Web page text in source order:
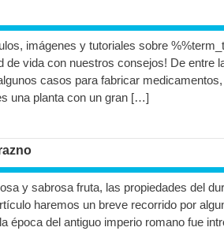
imágenes y tutoriales sobre
de vida con nuestros consejos! De entre
casos para fabricar
una planta con un gran […]
y sabrosa fruta, las propiedades del
haremos un breve recorrido por
época del antiguo imperio romano fue